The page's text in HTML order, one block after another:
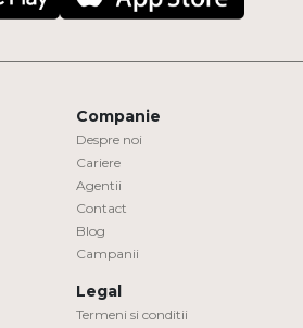
Companie
Despre noi
Cariere
Agentii
Contact
Blog
Campanii
Legal
Termeni si conditii